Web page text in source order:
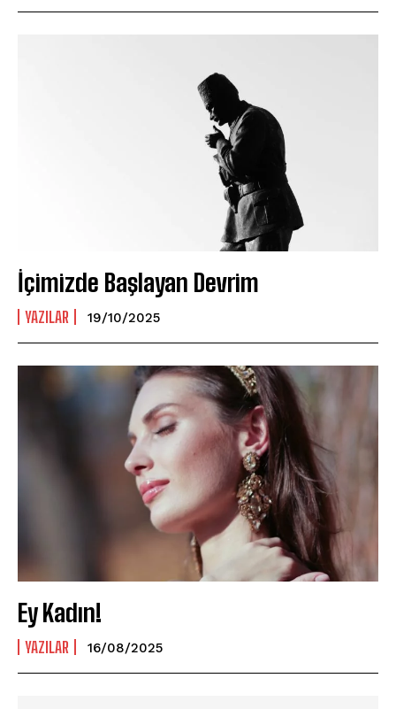
İçimizde Başlayan Devrim
YAZILAR 19/10/2025
Ey Kadın!
YAZILAR 16/08/2025